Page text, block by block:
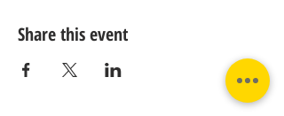
Share this event